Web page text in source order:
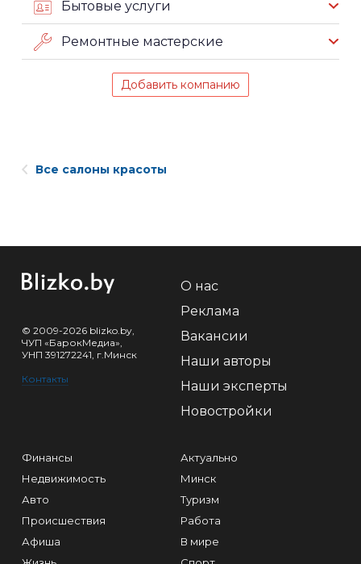
Бытовые услуги
Ремонтные мастерские
Добавить компанию
Все салоны красоты
© 2009-2026 blizko.by,
ЧУП «БарокМедиа»,
УНП 391272241, г.Минск
Контакты
О нас
Реклама
Вакансии
Наши авторы
Наши эксперты
Новостройки
Финансы
Недвижимость
Авто
Происшествия
Афиша
Актуально
Минск
Туризм
Работа
В мире